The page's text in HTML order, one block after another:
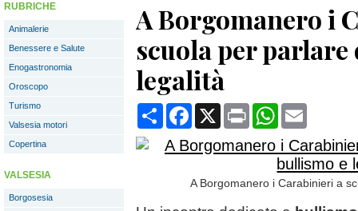
RUBRICHE
Animalerie
Benessere e Salute
Enogastronomia
Oroscopo
Turismo
Valsesia motori
Copertina
VALSESIA
Borgosesia
A Borgomanero i
scuola per
legalità
CondividiFacebook
X Print WhatsApp
A Borgomanero i Carabinieri a